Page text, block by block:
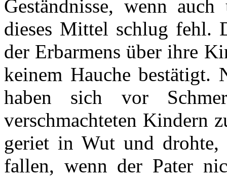
Geständnisse, wenn
dieses Mittel schlug fehl.
der Erbarmens über ihre
keinem Hauche bestätigt.
haben sich vor
verschmachteten Kindern
geriet in Wut und
fallen, wenn der Pater